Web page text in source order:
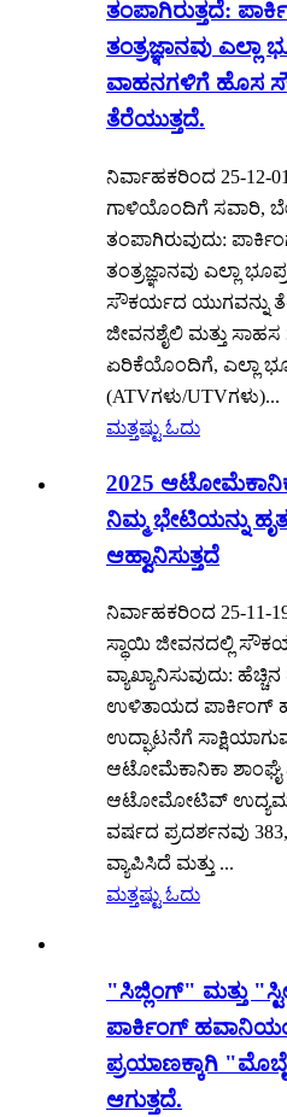
ತಂಪಾಗಿರುತ್ತದೆ:
ತಂತ್ರಜ್ಞಾನವು ಎಲ್ಲಾ
ವಾಹನಗಳಿಗೆ ಹೊಸ
ತೆರೆಯುತ್ತದೆ.
ನಿರ್ವಾಹಕರಿಂದ 25-12-
ಗಾಳಿಯೊಂದಿಗೆ ಸವಾರಿ,
ತಂಪಾಗಿರುವುದು:
ತಂತ್ರಜ್ಞಾನವು ಎಲ್ಲಾ
ಸೌಕರ್ಯದ ಯುಗವನ್ನು
ಜೀವನಶೈಲಿ ಮತ್ತು
ಏರಿಕೆಯೊಂದಿಗೆ, ಎಲ್ಲಾ
(ATVಗಳು/UTVಗಳು)...
ಮತ್ತಷ್ಟು ಓದು
2025
ನಿಮ್ಮ ಭೇಟಿಯನ್ನು
ಆಹ್ವಾನಿಸುತ್ತದೆ
ನಿರ್ವಾಹಕರಿಂದ 25-11-
ಸ್ಥಾಯಿ ಜೀವನದಲ್ಲಿ
ವ್ಯಾಖ್ಯಾನಿಸುವುದು:
ಉಳಿತಾಯದ ಪಾರ್ಕಿಂಗ್
ಉದ್ಘಾಟನೆಗೆ
ಆಟೋಮೆಕಾನಿಕಾ ಶಾಂಘೈ
ಆಟೋಮೋಟಿವ್ ಉದ್ಯಮ
ವರ್ಷದ ಪ್ರದರ್ಶನವು
ವ್ಯಾಪಿಸಿದೆ ಮತ್ತು ...
ಮತ್ತಷ್ಟು ಓದು
"ಸಿಜ್ಲಿಂಗ್" ಮತ್ತು
ಪಾರ್ಕಿಂಗ್
ಪ್ರಯಾಣಕ್ಕಾಗಿ
ಆಗುತ್ತದೆ.